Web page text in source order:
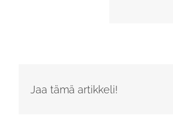
Jaa tämä artikkeli!